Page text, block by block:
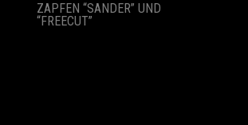
ZAPFEN “SANDER” UND
“FREECUT”